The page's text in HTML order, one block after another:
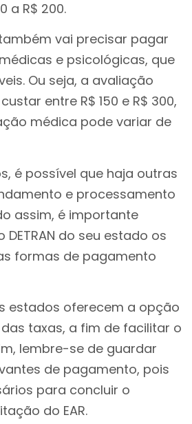
a R$ 200.
vai precisar pagar
e psicológicas, que
Ou seja, a avaliação
entre R$ 150 e R$ 300,
médica pode variar de
é possível que haja outras
e processamento
assim, é importante
do seu estado os
formas de pagamento
estados oferecem a opção
taxas, a fim de facilitar o
lembre-se de guardar
de pagamento, pois
para concluir o
do EAR.